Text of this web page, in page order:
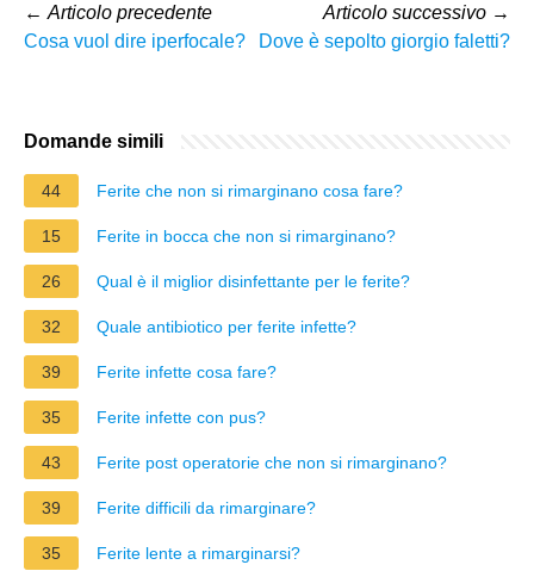
← Articolo precedente
Cosa vuol dire iperfocale?
Articolo successivo →
Dove è sepolto giorgio faletti?
Domande simili
44 Ferite che non si rimarginano cosa fare?
15 Ferite in bocca che non si rimarginano?
26 Qual è il miglior disinfettante per le ferite?
32 Quale antibiotico per ferite infette?
39 Ferite infette cosa fare?
35 Ferite infette con pus?
43 Ferite post operatorie che non si rimarginano?
39 Ferite difficili da rimarginare?
35 Ferite lente a rimarginarsi?